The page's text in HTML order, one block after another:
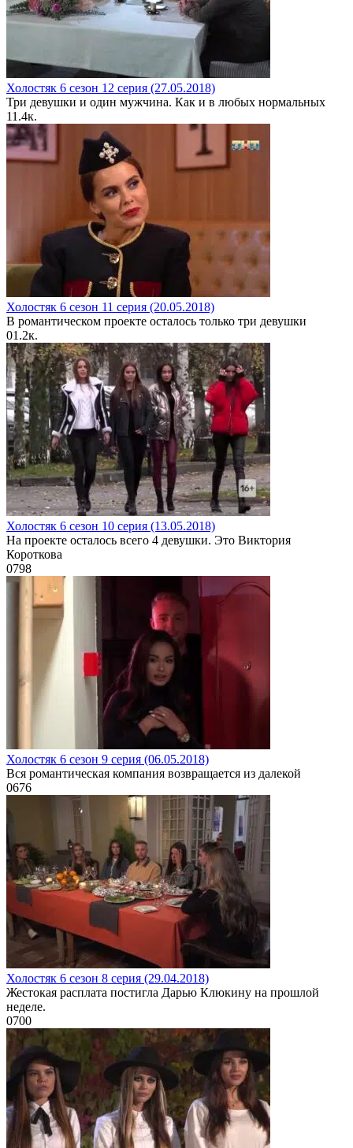
Холостяк 6 сезон 12 серия (27.05.2018)
Три девушки и один мужчина. Как и в любых нормальных
11.4к.
Холостяк 6 сезон 11 серия (20.05.2018)
В романтическом проекте осталось только три девушки
01.2к.
Холостяк 6 сезон 10 серия (13.05.2018)
На проекте осталось всего 4 девушки. Это Виктория
Короткова
0798
Холостяк 6 сезон 9 серия (06.05.2018)
Вся романтическая компания возвращается из далекой
0676
Холостяк 6 сезон 8 серия (29.04.2018)
Жестокая расплата постигла Дарью Клюкину на прошлой
неделе.
0700